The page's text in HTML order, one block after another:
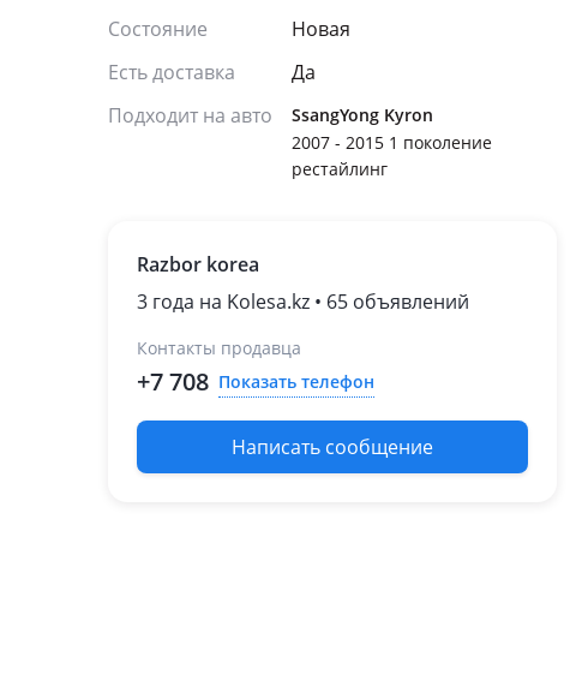
Состояние
Новая
Есть доставка
Да
Подходит на авто
SsangYong Kyron
2007 - 2015 1 поколение
рестайлинг
Razbor korea
3 года на Kolesa.kz • 65 объявлений
Контакты продавца
+7 708 Показать телефон
Написать сообщение